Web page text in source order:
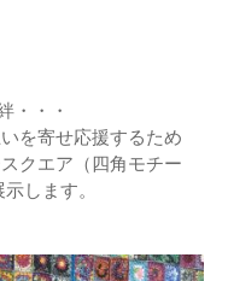
・・・
を寄せ応援するため
クエア（四角モチー
します。